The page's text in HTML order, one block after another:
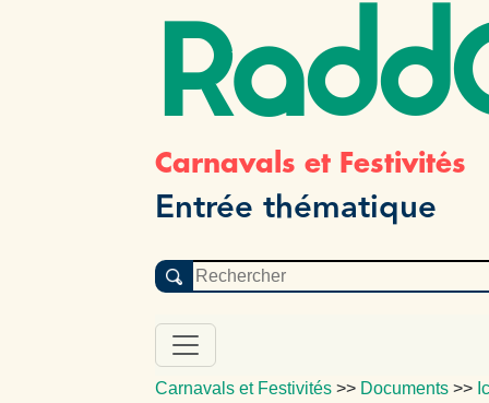
Carnavals et Festivités
Entrée thématique
Carnavals et Festivités >> Documents >>